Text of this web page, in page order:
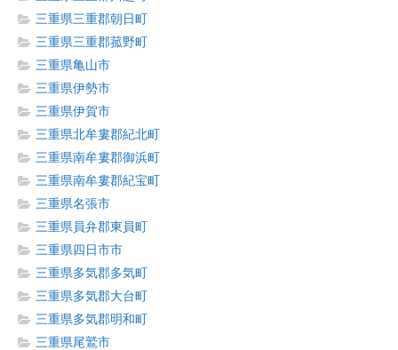
三重県三重郡朝日町
三重県三重郡菰野町
三重県亀山市
三重県伊勢市
三重県伊賀市
三重県北牟婁郡紀北町
三重県南牟婁郡御浜町
三重県南牟婁郡紀宝町
三重県名張市
三重県員弁郡東員町
三重県四日市市
三重県多気郡多気町
三重県多気郡大台町
三重県多気郡明和町
三重県尾鷲市